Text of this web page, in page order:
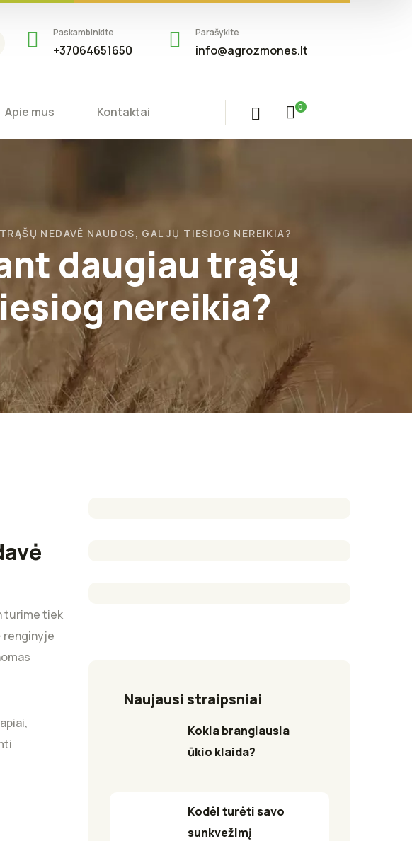
Paskambinkite
+37064651650
Parašykite
info@agrozmones.lt
Apie mus Kontaktai 0
daugiau trąšų
nereikia?
NEDAVĖ NAUDOS, GAL JŲ TIESIOG NEREIKIA?
turime tiek
renginyje
Naujausi straipsniai
Kokia brangiausia
ūkio klaida?
Kodėl turėti savo
sunkvežimį